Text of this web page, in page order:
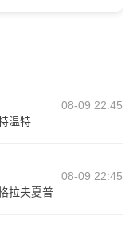
08-09 22:45
温特
08-09 22:45
拉夫夏普